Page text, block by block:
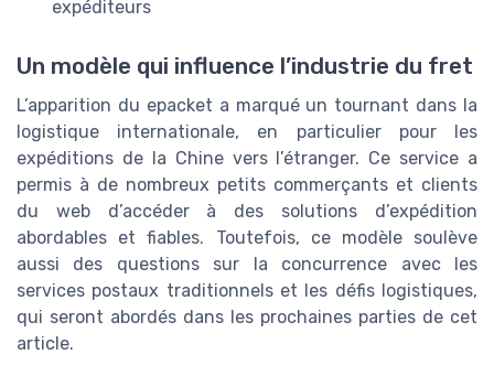
expéditeurs
Un modèle qui influence l’industrie du fret
L’apparition du epacket a marqué un tournant dans la
logistique internationale, en particulier pour les
expéditions de la Chine vers l’étranger. Ce service a
permis à de nombreux petits commerçants et clients
du web d’accéder à des solutions d’expédition
abordables et fiables. Toutefois, ce modèle soulève
aussi des questions sur la concurrence avec les
services postaux traditionnels et les défis logistiques,
qui seront abordés dans les prochaines parties de cet
article.